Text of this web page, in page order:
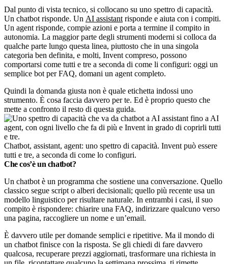
Dal punto di vista tecnico, si collocano su uno spettro di capacità.
Un chatbot risponde. Un AI assistant risponde e aiuta con i compiti.
Un agent risponde, compie azioni e porta a termine il compito in
autonomia. La maggior parte degli strumenti moderni si colloca da
qualche parte lungo questa linea, piuttosto che in una singola
categoria ben definita, e molti, Invent compreso, possono
comportarsi come tutti e tre a seconda di come li configuri: oggi un
semplice bot per FAQ, domani un agent completo.
Quindi la domanda giusta non è quale etichetta indossi uno
strumento. È cosa faccia davvero per te. Ed è proprio questo che
mette a confronto il resto di questa guida.
Chatbot, assistant, agent: uno spettro di capacità. Invent può essere
tutti e tre, a seconda di come lo configuri.
Che cos’è un chatbot?
Un chatbot è un programma che sostiene una conversazione. Quello
classico segue script o alberi decisionali; quello più recente usa un
modello linguistico per risultare naturale. In entrambi i casi, il suo
compito è rispondere: chiarire una FAQ, indirizzare qualcuno verso
una pagina, raccogliere un nome e un’email.
È davvero utile per domande semplici e ripetitive. Ma il mondo di
un chatbot finisce con la risposta. Se gli chiedi di fare davvero
qualcosa, recuperare prezzi aggiornati, trasformare una richiesta in